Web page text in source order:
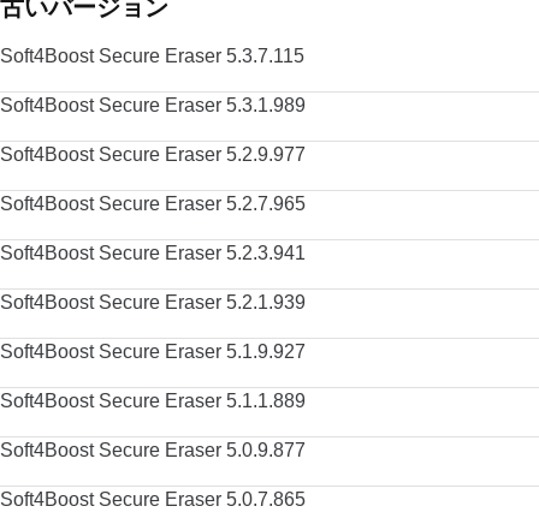
古いバージョン
Soft4Boost Secure Eraser 5.3.7.115
Soft4Boost Secure Eraser 5.3.1.989
Soft4Boost Secure Eraser 5.2.9.977
Soft4Boost Secure Eraser 5.2.7.965
Soft4Boost Secure Eraser 5.2.3.941
Soft4Boost Secure Eraser 5.2.1.939
Soft4Boost Secure Eraser 5.1.9.927
Soft4Boost Secure Eraser 5.1.1.889
Soft4Boost Secure Eraser 5.0.9.877
Soft4Boost Secure Eraser 5.0.7.865